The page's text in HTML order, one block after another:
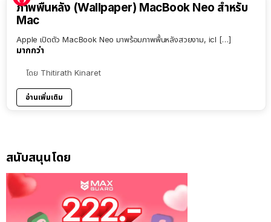
ภาพพื้นหลัง (Wallpaper) MacBook Neo สำหรับ
Mac
Apple เปิดตัว MacBook Neo มาพร้อมภาพพื้นหลังสวยงาม, icl […]
มากกว่า
โดย Thitirath Kinaret
อ่านเพิ่มเติม
สนับสนุนโดย